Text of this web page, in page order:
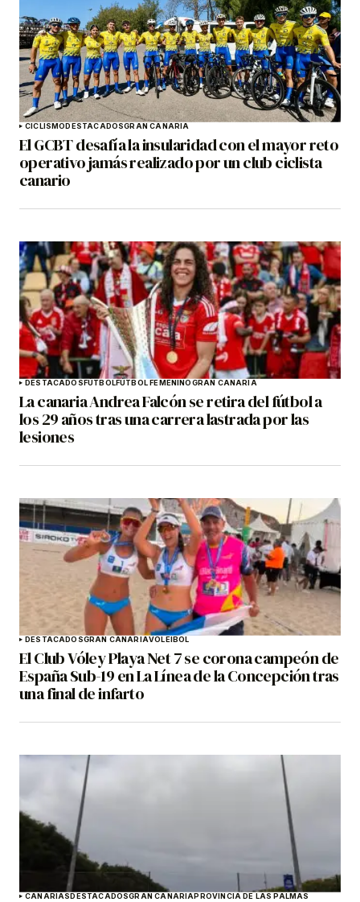
CICLISMODESTACADOSGRAN CANARIA
El GCBT desafía la insularidad con el mayor reto
operativo jamás realizado por un club ciclista
canario
DESTACADOSFÚTBOLFÚTBOL FEMENINOGRAN CANARIA
La canaria Andrea Falcón se retira del fútbol a
los 29 años tras una carrera lastrada por las
lesiones
DESTACADOSGRAN CANARIAVOLEIBOL
El Club Vóley Playa Net 7 se corona campeón de
España Sub-19 en La Línea de la Concepción tras
una final de infarto
CANARIASDESTACADOSGRAN CANARIAPROVINCIA DE LAS PALMAS